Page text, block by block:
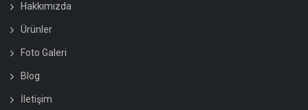
Hakkımızda
Ürünler
Foto Galeri
Blog
İletişim